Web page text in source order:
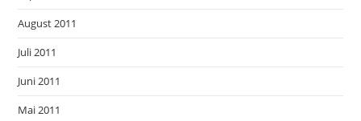
August 2011
Juli 2011
Juni 2011
Mai 2011